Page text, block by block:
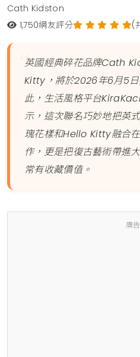
Cath Kidston
1,750網友評分 (
英國經典碎花品牌Cath
Kitty，將於2026年6月5
此，生活風格平台
示，這次聯名巧妙地把英
瑰花樣和Hello Kitty融合
作，更是把復古藝術帶進
常有收藏價值。
廣告